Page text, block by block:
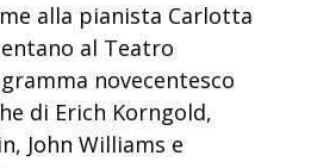
alla pianista Carlotta
al Teatro
novecentesco
di Erich Korngold,
John Williams e